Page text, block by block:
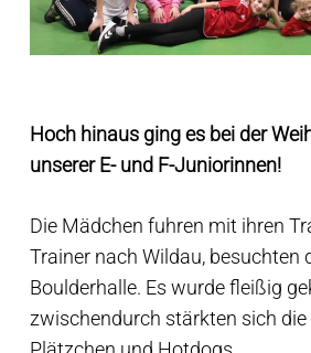
Hoch hinaus ging es bei der
unserer E- und F-Juniorinnen!
Die Mädchen fuhren mit ihren
Trainer nach Wildau, besuchten
Boulderhalle. Es wurde fleißig
zwischendurch stärkten sich